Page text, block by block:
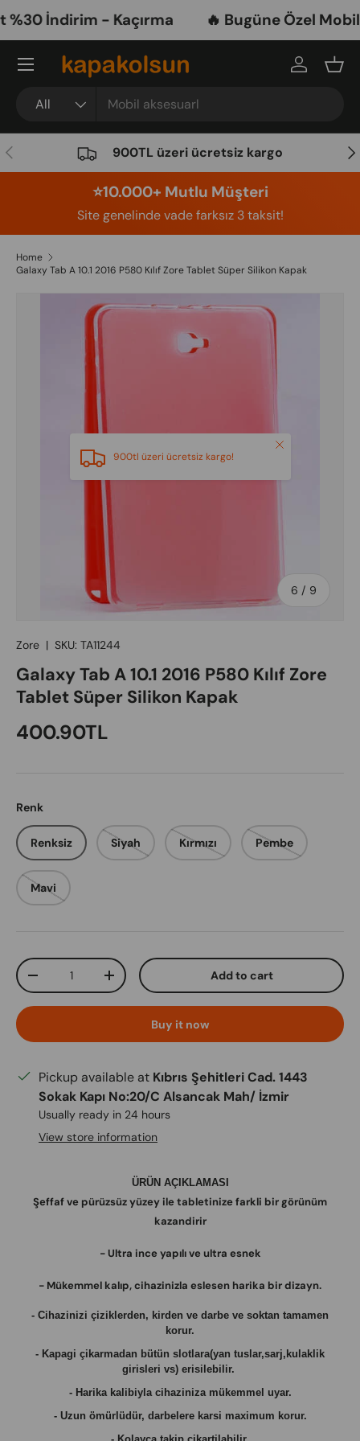
Skip to content
İndirim - Kaçırma 🔥 Bugüne Özel Mobil
All
Log in
Menu
Previous 900TL üzeri ücretsiz kargo
⭐️10.000+ Mutlu Müşteri
Site genelinde vade farksız 3 taksit!
Home
Galaxy Tab A 10.1 2016 P580 Kılıf Zore Tablet Süper Silikon Kapak
Skip to product information
Image 6 is now available in gallery view
6 / of
9
900tl üzeri ücretsiz kargo!
Close
Zore | SKU: TA11244
Galaxy Tab A 10.1 2016 P580 Kılıf Zore
Tablet Süper Silikon Kapak
Regular price
400.90TL
Renk
Renksiz Siyah Kırmızı Pembe
Mavi
Qty
Decrease quantityIncrease quantity Add to cart
Buy it now
Pickup available at Kıbrıs Şehitleri Cad. 1443
Sokak Kapı No:20/C Alsancak Mah/ İzmir
Usually ready in 24 hours
View store information
ÜRÜN AÇIKLAMASI
Şeffaf ve pürüzsüz yüzey ile tabletinize farkli bir görünüm
kazandirir
- Ultra ince yapılı ve ultra esnek
- Mükemmel kalıp, cihazinizla eslesen harika bir dizayn.
- Cihazinizi çiziklerden, kirden ve darbe ve soktan tamamen
korur.
- Kapagi çikarmadan bütün slotlara(yan tuslar,sarj,kulaklik
girisleri vs) erisilebilir.
- Harika kalibiyla cihaziniza mükemmel uyar.
- Uzun ömürlüdür, darbelere karsi maximum korur.